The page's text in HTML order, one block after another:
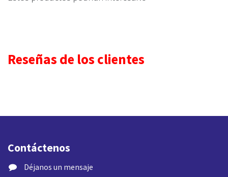
Reseñas de los clientes
Contáctenos
​ Déjanos un mensaje